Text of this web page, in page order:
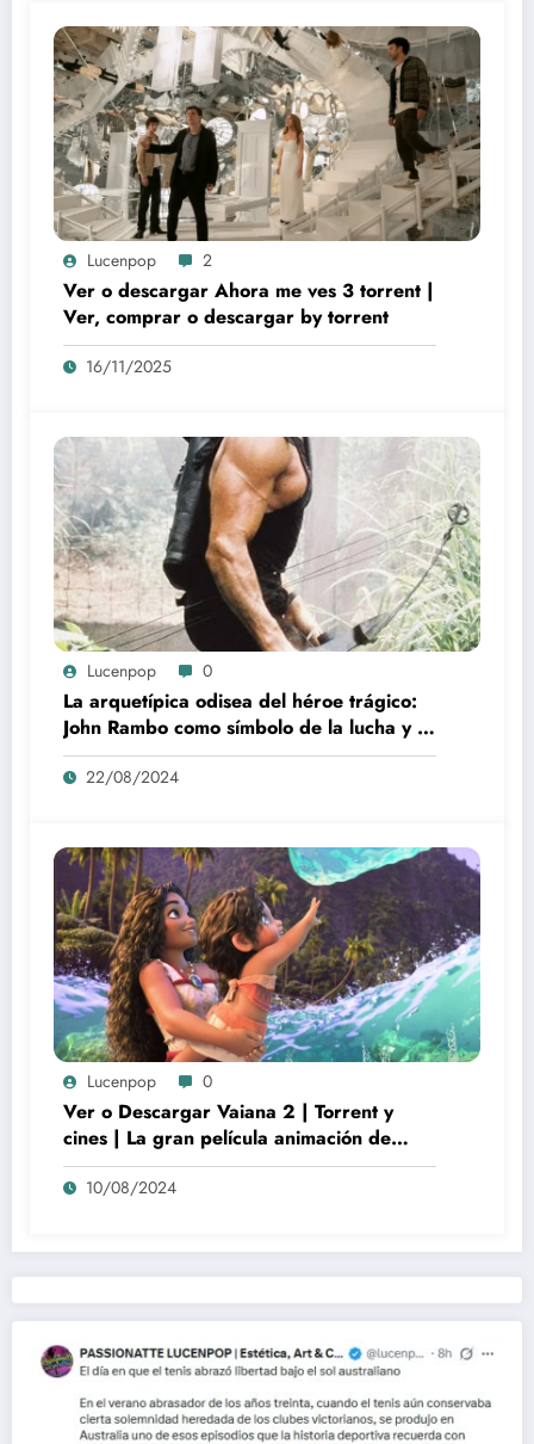
Lucenpop 2
Ver o descargar Ahora me ves 3 torrent |
Ver, comprar o descargar by torrent
16/11/2025
Lucenpop 0
La arquetípica odisea del héroe trágico:
John Rambo como símbolo de la lucha y la
alienación en la modernidad
22/08/2024
Lucenpop 0
Ver o Descargar Vaiana 2 | Torrent y
cines | La gran película animación de
culto Disney | *****
10/08/2024